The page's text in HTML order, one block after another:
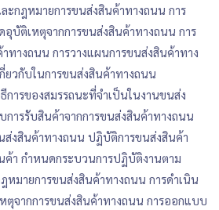
ะกฎหมายการขนส่งสินค้าทางถนน การ
อุบัติเหตุจากการขนส่งสินค้าทางถนน การ
ทางถนน การวางแผนการขนส่งสินค้าทาง
ยวกับในการขนส่งสินค้าทางถนน
การของสมรรถนะที่จำเป็นในงานขนส่ง
การรับสินค้าจากการขนส่งสินค้าทางถนน
ส่งสินค้าทางถนน ปฏิบัติการขนส่งสินค้า
ค้า กำหนดกระบวนการปฏิบัติงานตาม
หมายการขนส่งสินค้าทางถนน การดำเนิน
ตุจากการขนส่งสินค้าทางถนน การออกแบบ